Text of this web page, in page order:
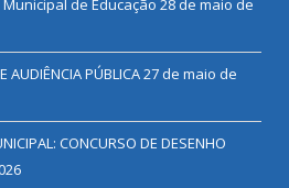
de Educação 28 de maio de
AUDIÊNCIA PÚBLICA27 de maio de
CONCURSO DE DESENHO